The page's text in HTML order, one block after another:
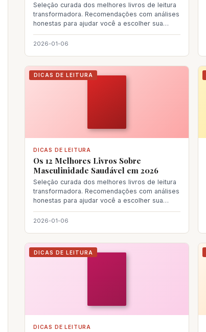
Seleção curada dos melhores livros de leitura
transformadora. Recomendações com análises
honestas para ajudar você a escolher sua
próxima le
2026-01-06
DICAS DE LEITURA
DICAS DE LEITURA
Os 12 Melhores Livros Sobre
Masculinidade Saudável em 2026
Seleção curada dos melhores livros de leitura
transformadora. Recomendações com análises
honestas para ajudar você a escolher sua
próxima le
2026-01-06
DICAS DE LEITURA
DICAS DE LEITURA